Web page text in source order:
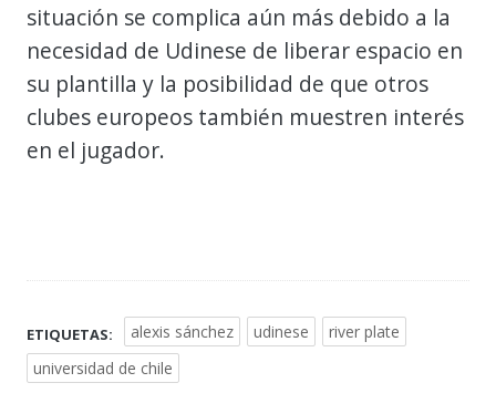
situación se complica aún más debido a la
necesidad de Udinese de liberar espacio en
su plantilla y la posibilidad de que otros
clubes europeos también muestren interés
en el jugador.
ETIQUETAS: alexis sánchez udinese
river plate
universidad de chile